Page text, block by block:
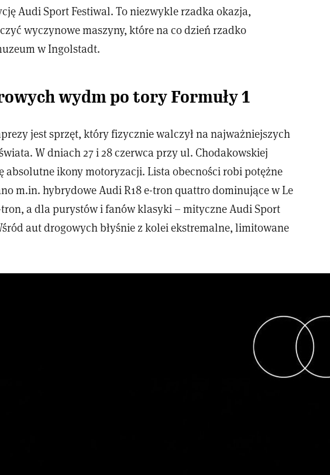
Audi Sport Festiwal. To niezwykle rzadka okazja,
wyczynowe maszyny, które na co dzień rzadko
w Ingolstadt.
wydm po tory Formuły 1
jest sprzęt, który fizycznie walczył na najważniejszych
W dniach 27 i 28 czerwca przy ul. Chodakowskiej
absolutne ikony motoryzacji. Lista obecności robi potężne
m.in. hybrydowe Audi R18 e-tron quattro dominujące w Le
tron, a dla purystów i fanów klasyki – mityczne Audi Sport
aut drogowych błyśnie z kolei ekstremalne, limitowane